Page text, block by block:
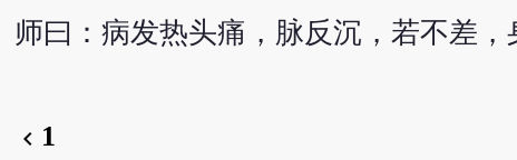
师曰：病发热头痛，脉反沉，若不差
chevron_left 1